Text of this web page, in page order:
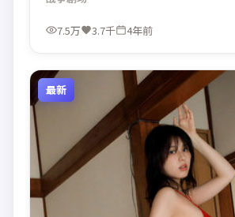
7.5万 3.7千 4年前
最新